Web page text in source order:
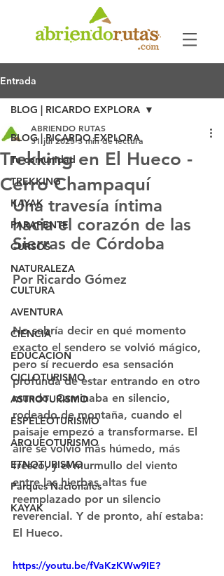
Entrada
BLOG | RICARDO EXPLORA
Tu comunidad
TREKKING
KAYAK
PARAPENTE
CURSOS
NATURALEZA
CULTURA
AVENTURA
CIENCIA
EDUCACION
CICLOTURISMO
ASTROTURISMO
ESPELEOTURISMO
ARQUEOTURISMO
ETNOTURISMO
Parques Nacionales
KAYAK
BLOG | RICARDO EXPLORA
Trekking en El Hueco -
Cerro Champaquí
ABRIENDO RUTAS
31 jul 2025 3 min de lectura
Una travesía íntima
hacia el corazón de las
Sierras de Córdoba
Por Ricardo Gómez
No sabría decir en qué momento
exacto el sendero se volvió mágico,
pero sí recuerdo esa sensación
profunda de estar entrando en otro
mundo. Caminaba en silencio,
rodeado de montaña, cuando el
paisaje empezó a transformarse. El
aire se volvió más húmedo, más
fresco, y el murmullo del viento
entre las hierbas altas fue
reemplazado por un silencio
reverencial. Y de pronto, ahí estaba:
El Hueco.
https://youtu.be/fVaKzKWw9IE?